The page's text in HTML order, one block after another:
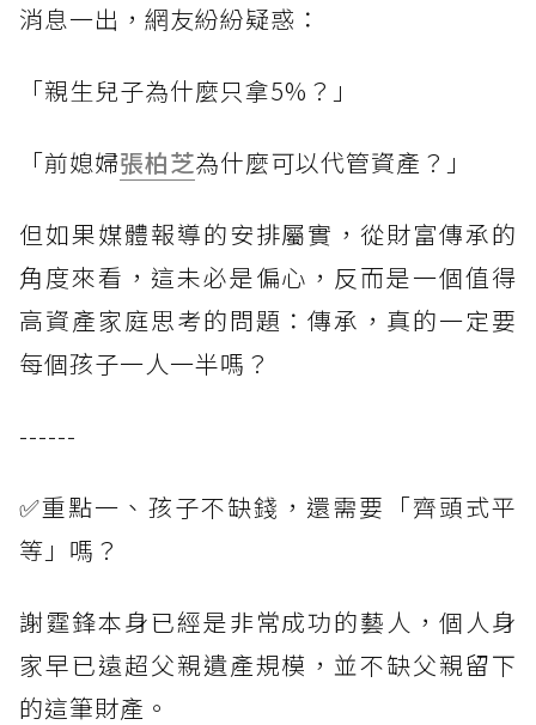
消息一出，網友紛紛疑惑：
「親生兒子為什麼只拿5%？」
「前媳婦張柏芝為什麼可以代管資產？」
但如果媒體報導的安排屬實，從財富傳承的
角度來看，這未必是偏心，反而是一個值得
高資產家庭思考的問題：傳承，真的一定要
每個孩子一人一半嗎？
------
✅重點一、孩子不缺錢，還需要「齊頭式平
等」嗎？
謝霆鋒本身已經是非常成功的藝人，個人身
家早已遠超父親遺產規模，並不缺父親留下
的這筆財產。